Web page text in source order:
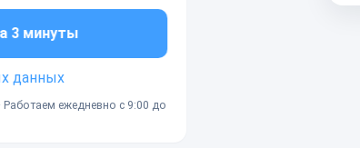
3 минуты
данных
Работаем ежедневно с 9:00 до